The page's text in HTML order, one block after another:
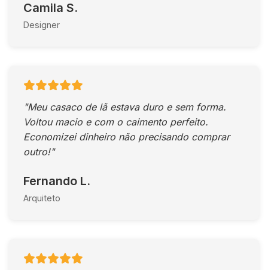
Camila S.
Designer
"Meu casaco de lã estava duro e sem forma.
Voltou macio e com o caimento perfeito.
Economizei dinheiro não precisando comprar
outro!"
Fernando L.
Arquiteto